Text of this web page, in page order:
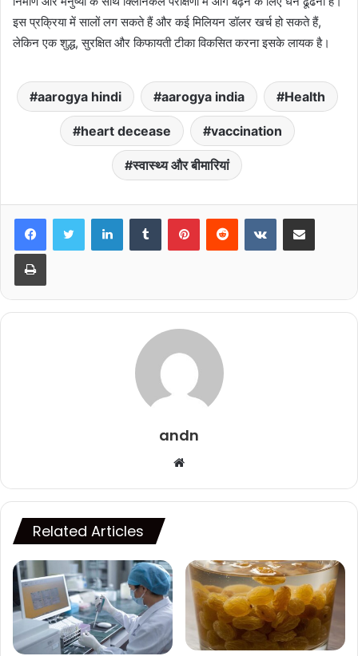
इस प्रक्रिया में सालों लग सकते हैं और कई मिलियन डॉलर खर्च हो सकते हैं,
लेकिन एक शुद्ध, सुरक्षित और किफायती टीका विकसित करना इसके लायक है।
aarogya hindi aarogya india Health
heart decease vaccination
स्वास्थ्य और बीमारियां
LinkedInTumblr PinterestReddit VKontakteShare via Email
Print
andn
Website
Related Articles